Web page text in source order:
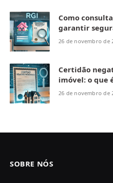
Como
garantir
26 de novembro de
Certidão
imóvel: o que
26 de novembro de
SOBRE NÓS